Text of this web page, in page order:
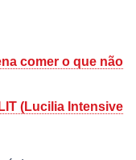
comer o que não
(Lucilia Intensive